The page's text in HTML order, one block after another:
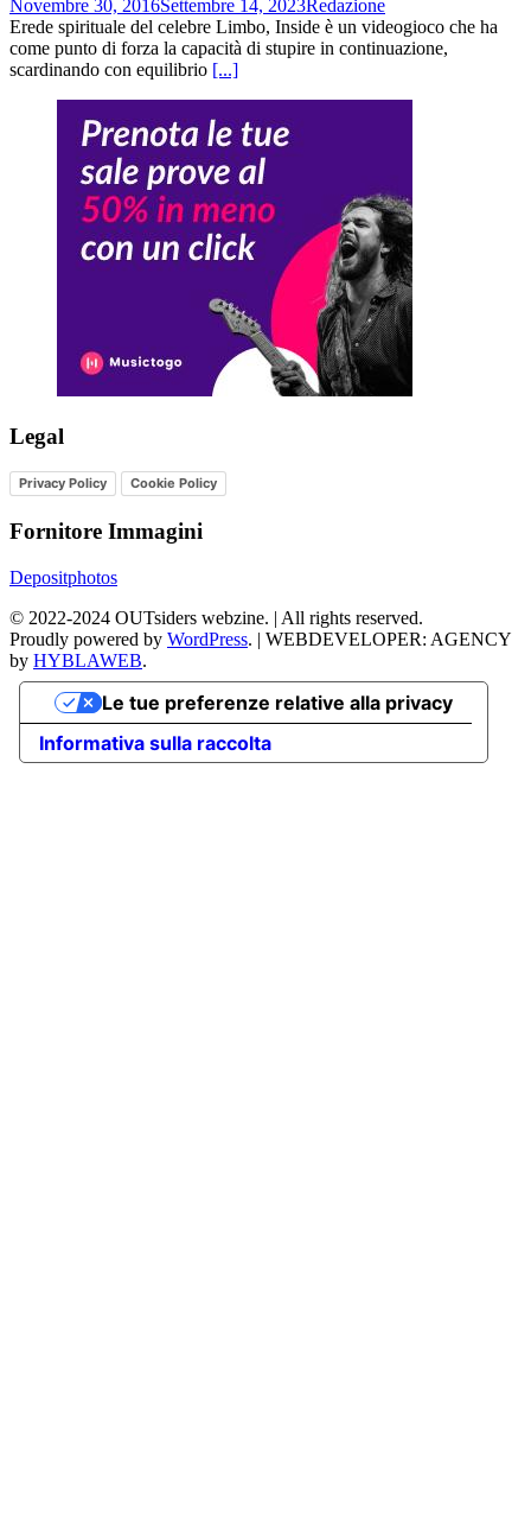
Novembre 30, 2016Settembre 14, 2023Redazione
Erede spirituale del celebre Limbo, Inside è un videogioco che ha
come punto di forza la capacità di stupire in continuazione,
scardinando con equilibrio [...]
Legal
Privacy Policy Cookie Policy
Fornitore Immagini
Depositphotos
© 2022-2024 OUTsiders webzine. | All rights reserved.
Proudly powered by WordPress. | WEBDEVELOPER: AGENCY
by HYBLAWEB.
Informativa sulla raccolta
Le tue preferenze relative alla privacy